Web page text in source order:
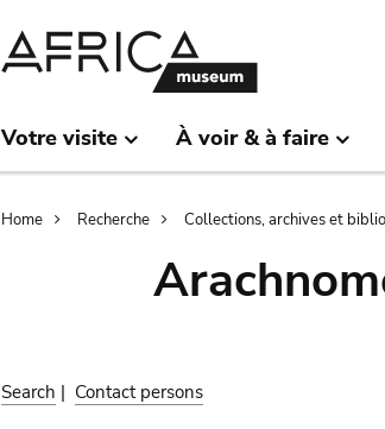
Votre visite À voir & à faire
Breadcrumb
Home Recherche Collections, archives et
Search | Contact persons